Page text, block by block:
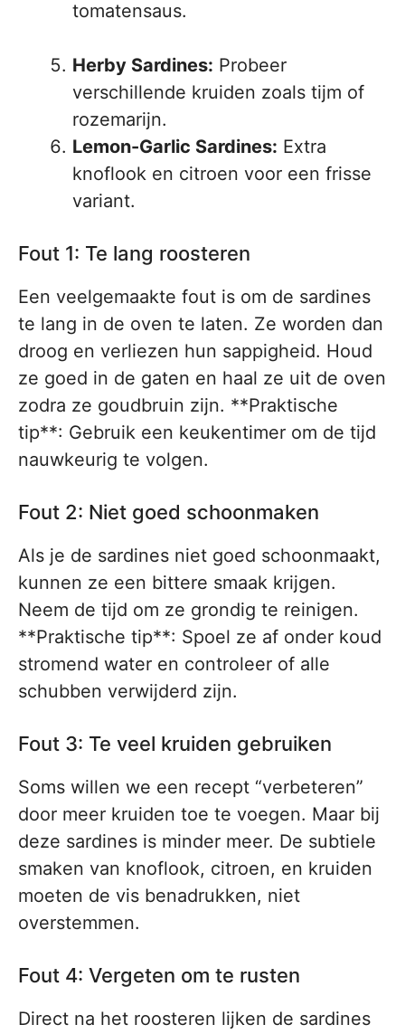
tomatensaus.
Herby Sardines: Probeer
verschillende kruiden zoals tijm of
rozemarijn.
Lemon-Garlic Sardines: Extra
knoflook en citroen voor een frisse
variant.
Fout 1: Te lang roosteren
Een veelgemaakte fout is om de sardines
te lang in de oven te laten. Ze worden dan
droog en verliezen hun sappigheid. Houd
ze goed in de gaten en haal ze uit de oven
zodra ze goudbruin zijn. **Praktische
tip**: Gebruik een keukentimer om de tijd
nauwkeurig te volgen.
Fout 2: Niet goed schoonmaken
Als je de sardines niet goed schoonmaakt,
kunnen ze een bittere smaak krijgen.
Neem de tijd om ze grondig te reinigen.
**Praktische tip**: Spoel ze af onder koud
stromend water en controleer of alle
schubben verwijderd zijn.
Fout 3: Te veel kruiden gebruiken
Soms willen we een recept “verbeteren”
door meer kruiden toe te voegen. Maar bij
deze sardines is minder meer. De subtiele
smaken van knoflook, citroen, en kruiden
moeten de vis benadrukken, niet
overstemmen.
Fout 4: Vergeten om te rusten
Direct na het roosteren lijken de sardines